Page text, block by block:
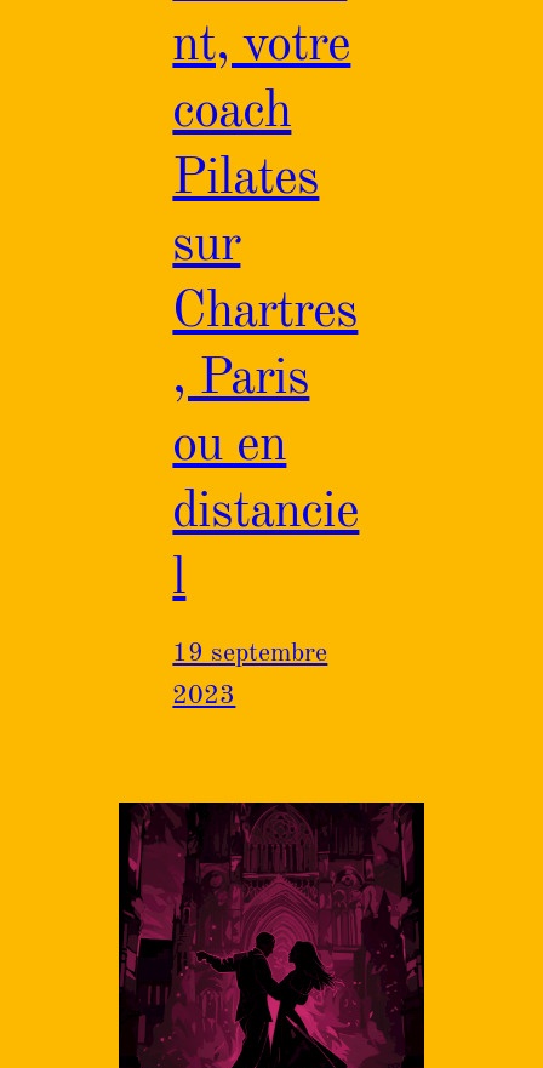
nt, votre
coach
Pilates
sur
Chartres
, Paris
ou en
distancie
l
19 septembre
2023